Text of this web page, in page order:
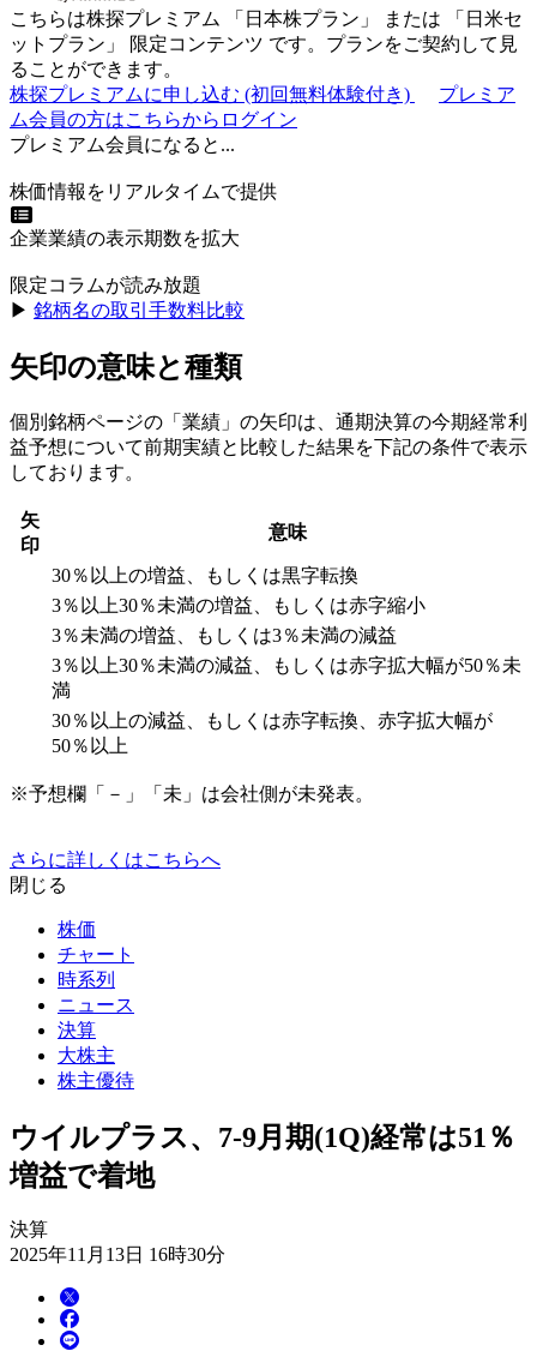
こちらは株探プレミアム 「 日本株プラン 」 または 「 日米セ
ットプラン 」 限定コンテンツ です。プランをご契約して見
ることができます。
株探プレミアムに申し込む (初回無料体験付き)
プレミア
ム会員の方はこちらからログイン
プレミアム会員になると...
株価情報をリアルタイムで提供
企業業績の表示期数を拡大
限定コラムが読み放題
▶︎ 銘柄名の取引手数料比較
矢印の意味と種類
個別銘柄ページの「業績」の矢印は、通期決算の今期経常利
益予想について前期実績と比較した結果を下記の条件で表示
しております。
矢
印
意味
30％以上の増益、もしくは黒字転換
3％以上30％未満の増益、もしくは赤字縮小
3％未満の増益、もしくは3％未満の減益
3％以上30％未満の減益、もしくは赤字拡大幅が50％未
満
30％以上の減益、もしくは赤字転換、赤字拡大幅が
50％以上
※予想欄「－」「未」は会社側が未発表。
さらに詳しくはこちらへ
閉じる
株価
チャート
時系列
ニュース
決算
大株主
株主優待
ウイルプラス、7-9月期(1Q)経常は51％
増益で着地
決算
2025年11月13日 16時30分